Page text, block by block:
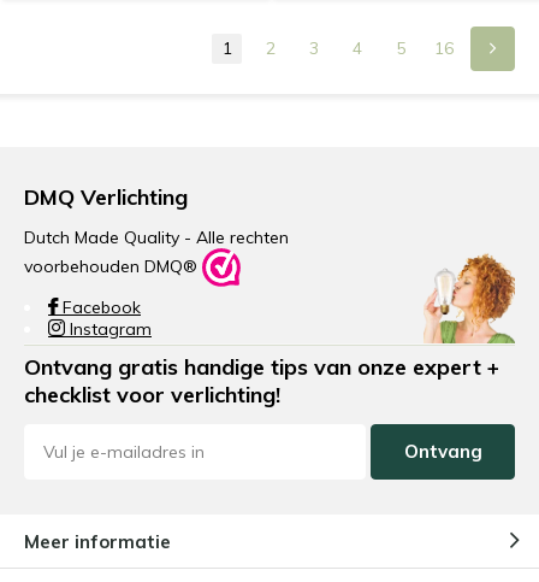
1 2 3 4 5 16
DMQ Verlichting
Dutch Made Quality - Alle rechten
voorbehouden DMQ®
Facebook
Instagram
Ontvang gratis handige tips van onze expert +
checklist voor verlichting!
Ontvang
Meer informatie